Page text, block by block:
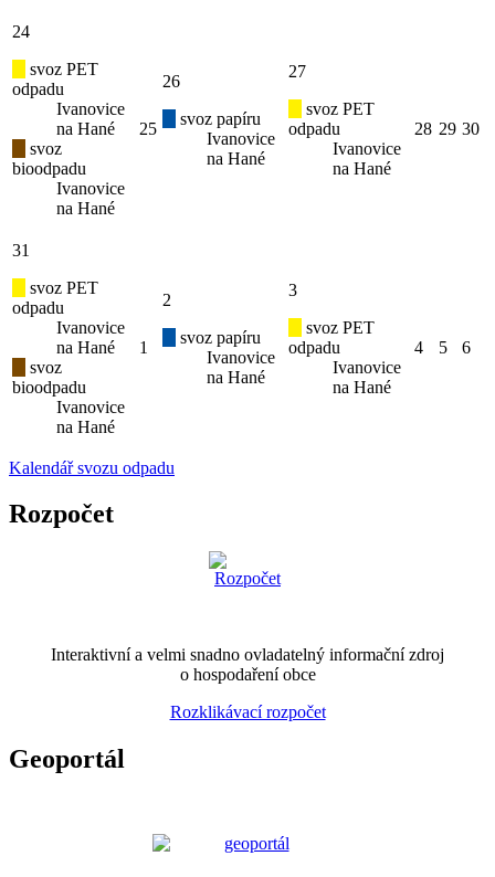
24
svoz PET
odpadu
Ivanovice
na Hané
svoz
bioodpadu
Ivanovice
na Hané
25
26
svoz papíru
Ivanovice
na Hané
27
svoz PET
odpadu
Ivanovice
na Hané
28 29 30
31
svoz PET
odpadu
Ivanovice
na Hané
svoz
bioodpadu
Ivanovice
na Hané
1
2
svoz papíru
Ivanovice
na Hané
3
svoz PET
odpadu
Ivanovice
na Hané
4 5 6
Kalendář svozu odpadu
Rozpočet
Interaktivní a velmi snadno ovladatelný informační zdroj
o hospodaření obce
Rozklikávací rozpočet
Geoportál